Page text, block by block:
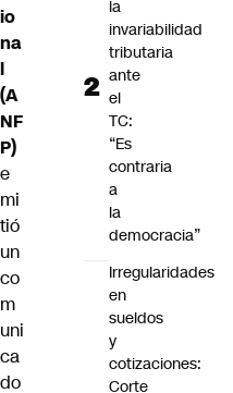
io
na
l
(A
NF
P)
e
mi
tió
un
co
m
uni
ca
do
la
invariabilidad
tributaria
ante
el
TC:
“Es
contraria
a
la
democracia”
Irregularidades
en
sueldos
y
cotizaciones:
Corte